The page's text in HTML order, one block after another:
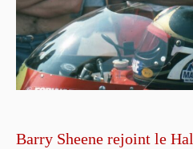
Barry Sheene rejoint le